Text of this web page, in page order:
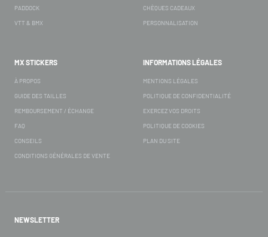
PADDOCK
VTT & BMX
CHÈQUES CADEAUX
PERSONNALISATION
MX STICKERS
À PROPOS
GUIDE DES TAILLES
REMBOURSEMENT / ÉCHANGE
FAQ
CONSEILS
CONDITIONS GÉNÉRALES DE VENTE
INFORMATIONS LÉGALES
MENTIONS LÉGALES
POLITIQUE DE CONFIDENTIALITÉ
EXERCEZ VOS DROITS
POLITIQUE DE COOKIES
PLAN DU SITE
NEWSLETTER